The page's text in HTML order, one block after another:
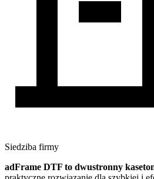
Siedziba firmy
adFrame DTF to dwustronny